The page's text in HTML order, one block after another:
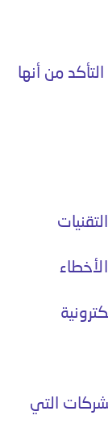
من أنها
التي